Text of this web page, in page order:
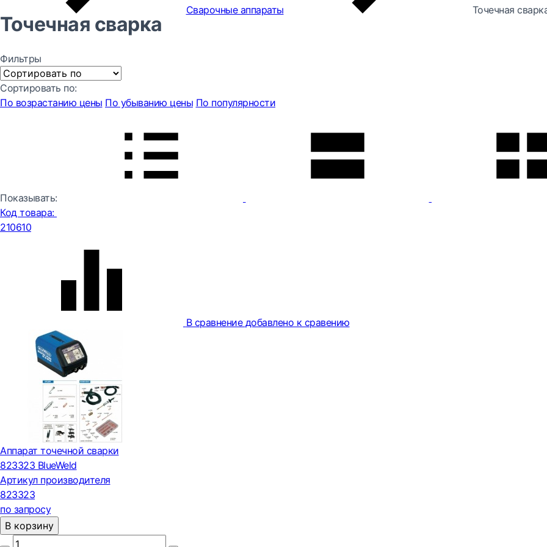
Сварочные аппараты Точечная
Точечная сварка
Фильтры
Сортировать по:
По возрастанию цены По убыванию цены По популярности
Показывать:
Код товара:
210610
В сравнение добавлено к сравению
Аппарат точечной сварки
823323 BlueWeld
Артикул производителя
823323
по запросу
В корзину